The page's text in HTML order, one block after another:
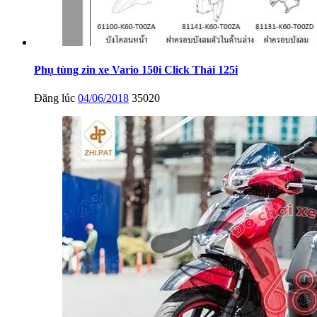
Phụ tùng zin xe Vario 150i Click Thái 125i
Đăng lúc 04/06/2018 35020